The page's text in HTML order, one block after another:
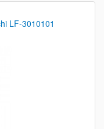
LF-3010101